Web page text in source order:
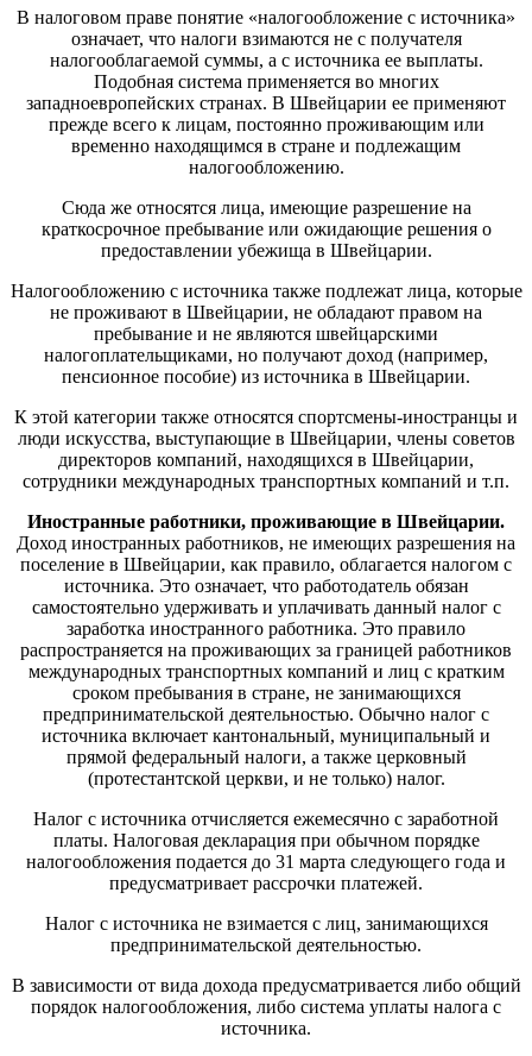
В налоговом праве понятие «налогообложение с источника»
означает, что налоги взимаются не с получателя
налогооблагаемой суммы, а с источника ее выплаты.
Подобная система применяется во многих
западноевропейских странах. В Швейцарии ее применяют
прежде всего к лицам, постоянно проживающим или
временно находящимся в стране и подлежащим
налогообложению.
Сюда же относятся лица, имеющие разрешение на
краткосрочное пребывание или ожидающие решения о
предоставлении убежища в Швейцарии.
Налогообложению с источника также подлежат лица, которые
не проживают в Швейцарии, не обладают правом на
пребывание и не являются швейцарскими
налогоплательщиками, но получают доход (например,
пенсионное пособие) из источника в Швейцарии.
К этой категории также относятся спортсмены-иностранцы и
люди искусства, выступающие в Швейцарии, члены советов
директоров компаний, находящихся в Швейцарии,
сотрудники международных транспортных компаний и т.п.
Иностранные работники, проживающие в Швейцарии.
Доход иностранных работников, не имеющих разрешения на
поселение в Швейцарии, как правило, облагается налогом с
источника. Это означает, что работодатель обязан
самостоятельно удерживать и уплачивать данный налог с
заработка иностранного работника. Это правило
распространяется на проживающих за границей работников
международных транспортных компаний и лиц с кратким
сроком пребывания в стране, не занимающихся
предпринимательской деятельностью. Обычно налог с
источника включает кантональный, муниципальный и
прямой федеральный налоги, а также церковный
(протестантской церкви, и не только) налог.
Налог с источника отчисляется ежемесячно с заработной
платы. Налоговая декларация при обычном порядке
налогообложения подается до 31 марта следующего года и
предусматривает рассрочки платежей.
Налог с источника не взимается с лиц, занимающихся
предпринимательской деятельностью.
В зависимости от вида дохода предусматривается либо общий
порядок налогообложения, либо система уплаты налога с
источника.